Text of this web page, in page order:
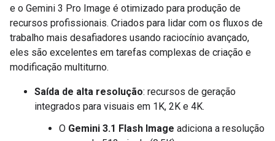
e o Gemini 3 Pro Image é otimizado para produção de
recursos profissionais. Criados para lidar com os fluxos de
trabalho mais desafiadores usando raciocínio avançado,
eles são excelentes em tarefas complexas de criação e
modificação multiturno.
Saída de alta resolução: recursos de geração
integrados para visuais em 1K, 2K e 4K.
O Gemini 3.1 Flash Image adiciona a resolução